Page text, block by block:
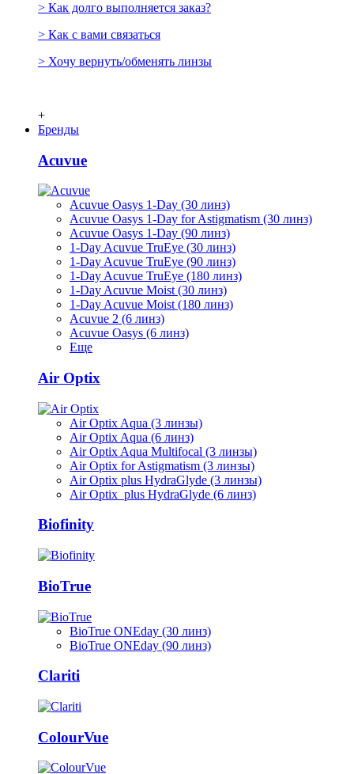
> Как долго выполняется заказ?
> Как с вами связаться
> Хочу вернуть/обменять линзы
+
Бренды
Acuvue
Acuvue Oasys 1-Day (30 линз)
Acuvue Oasys 1-Day for Astigmatism (30 линз)
Acuvue Oasys 1-Day (90 линз)
1-Day Acuvue TruEye (30 линз)
1-Day Acuvue TruEye (90 линз)
1-Day Acuvue TruEye (180 линз)
1-Day Acuvue Moist (30 линз)
1-Day Acuvue Moist (180 линз)
Acuvue 2 (6 линз)
Acuvue Oasys (6 линз)
Еще
Air Optix
Air Optix Aqua (3 линзы)
Air Optix Aqua (6 линз)
Air Optix Aqua Multifocal (3 линзы)
Air Optix for Astigmatism (3 линзы)
Air Optix plus HydraGlyde (3 линзы)
Air Optix plus HydraGlyde (6 линз)
Biofinity
BioTrue
BioTrue ONEday (30 линз)
BioTrue ONEday (90 линз)
Clariti
ColourVue